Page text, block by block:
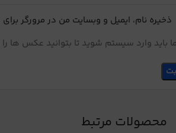
ذخیره نام، ایمیل و وبسایت من در مرورگر
باید وارد سیستم شوید تا بتوانید عکس ها
محصولات مرتبط